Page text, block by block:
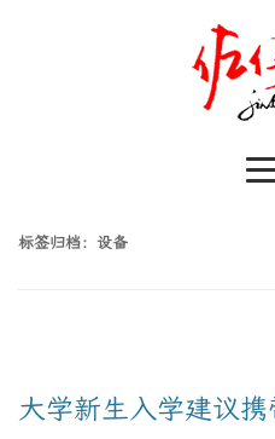
标签归档： 设备
大学新生入学建议